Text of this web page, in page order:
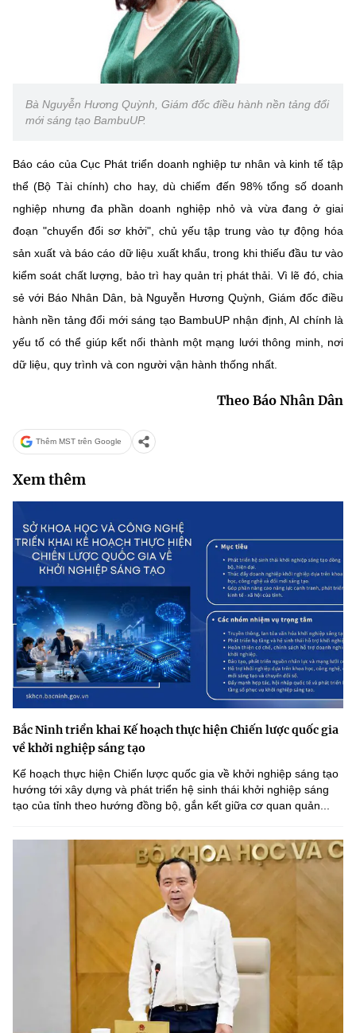
Bà Nguyễn Hương Quỳnh, Giám đốc điều hành nền tảng đổi
mới sáng tạo BambuUP.
Báo cáo của Cục Phát triển doanh nghiệp tư nhân và kinh tế tập
thể (Bộ Tài chính) cho hay, dù chiếm đến 98% tổng số doanh
nghiệp nhưng đa phần doanh nghiệp nhỏ và vừa đang ở giai
đoạn "chuyển đổi sơ khởi", chủ yếu tập trung vào tự động hóa
sản xuất và báo cáo dữ liệu xuất khẩu, trong khi thiếu đầu tư vào
kiểm soát chất lượng, bảo trì hay quản trị phát thải. Vì lẽ đó, chia
sẻ với Báo Nhân Dân, bà Nguyễn Hương Quỳnh, Giám đốc điều
hành nền tảng đổi mới sáng tạo BambuUP nhận định, AI chính là
yếu tố có thể giúp kết nối thành một mạng lưới thông minh, nơi
dữ liệu, quy trình và con người vận hành thống nhất.
Theo Báo Nhân Dân
Thêm MST trên Google
Xem thêm
Bắc Ninh triển khai Kế hoạch thực hiện Chiến lược quốc gia
về khởi nghiệp sáng tạo
Kế hoạch thực hiện Chiến lược quốc gia về khởi nghiệp sáng tạo
hướng tới xây dựng và phát triển hệ sinh thái khởi nghiệp sáng
tạo của tỉnh theo hướng đồng bộ, gắn kết giữa cơ quan quản...